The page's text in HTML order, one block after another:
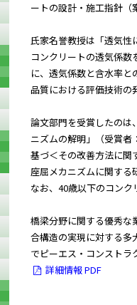
ートの設計・施工指針（
氏家名誉教授は「透気性
コンクリートの透気係
に、透気係数と含水率
品質における評価技術の
論文部門を受賞したのは
ニズムの解明」（受賞
基づ＜その改善方法に関
座屈メカニズムに関する
なお、40歳以下のコンク
橋梁分野に関する優秀な
合構造の実現に対する多
でピーエス・コンストラ
詳細情報 PDF